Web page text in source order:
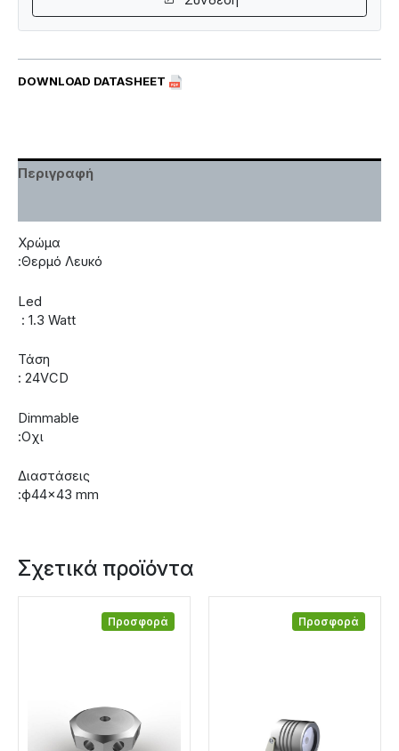
DOWNLOAD DATASHEET
Περιγραφή
Χρώμα
:Θερμό Λευκό
Led
: 1.3 Watt
Τάση
: 24VCD
Dimmable
:Οχι
Διαστάσεις
:ф44×43 mm
Σχετικά προϊόντα
Προσφορά Προσφορά